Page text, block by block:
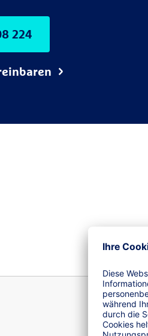
224
sichert alle
Bausteine stehen Ihnen zur